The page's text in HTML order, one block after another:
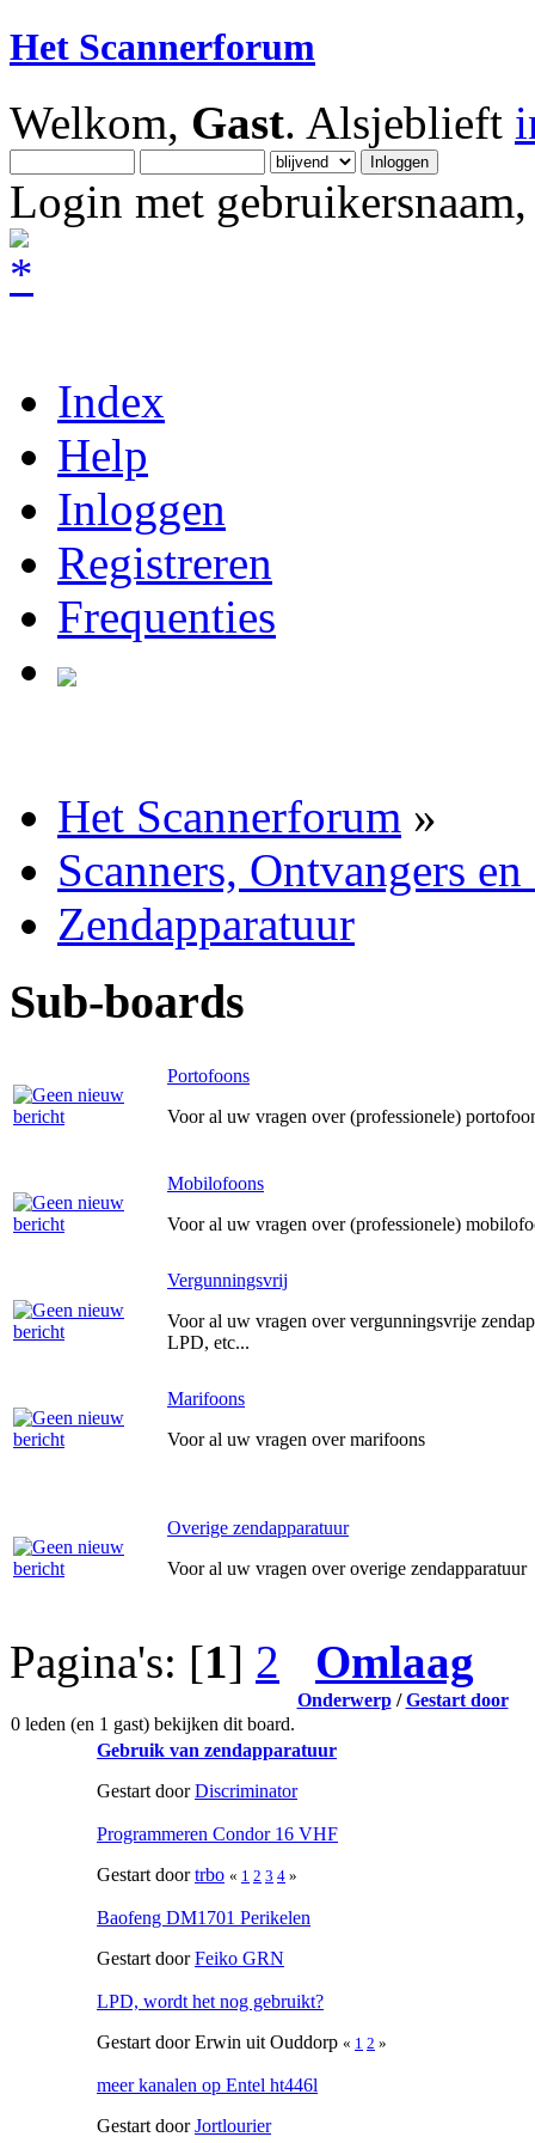
Het Scannerforum
Welkom, Gast. Alsjeblieft
Login met
Index
Help
Inloggen
Registreren
Frequenties
Het Scannerforum »
Scanners, Ontvangers
Zendapparatuur
Sub-boards
Portofoons
Voor al uw vragen over (professionele)
Mobilofoons
Voor al uw vragen over (professionele)
Vergunningsvrij
Voor al uw vragen over vergunningsvrije
LPD, etc...
Marifoons
Voor al uw vragen over marifoons
Overige zendapparatuur
Voor al uw vragen over overige zendapparatuur
Pagina's: [1] 2 Omlaag
Onderwerp/Gestart door
0 leden (en 1 gast) bekijken dit board.
Gebruik van zendapparatuur
Gestart doorDiscriminator
Programmeren Condor 16 VHF
Gestart doortrbo « 1 2 3 4 »
Baofeng DM1701 Perikelen
Gestart doorFeiko GRN
LPD, wordt het nog gebruikt?
Gestart door Erwin uit Ouddorp « 1 2 »
meer kanalen op Entel ht446l
Gestart doorJortlourier